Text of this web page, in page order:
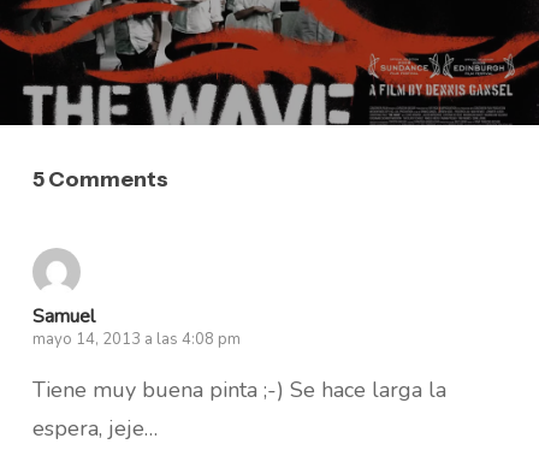
5 Comments
Samuel
mayo 14, 2013 a las 4:08 pm
Tiene muy buena pinta ;-) Se hace larga la
espera, jeje…